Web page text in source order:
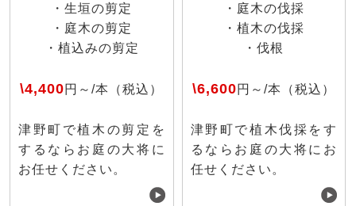
・生垣の剪定
・庭木の剪定
・植込みの剪定
\4,400円～/本（税込）
津野町で植木の剪定を
するならお庭の大将に
お任せください。
・庭木の伐採
・植木の伐採
・伐根
\6,600円～/本（税込）
津野町で植木伐採をす
るならお庭の大将にお
任せください。